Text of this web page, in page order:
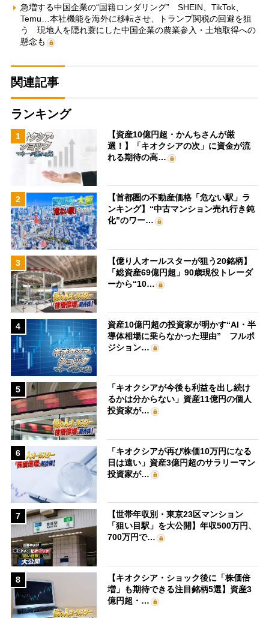
急増する中国企業の“国籍ロンダリング” SHEIN、TikTok、
Temu…本社機能を海外に移転させ、トランプ関税の回避を狙
う 現地人を隠れ蓑にした中国企業の農業参入・土地取得への
懸念も
関連記事
ランキング
1
【資産10億円超・かんちさんが厳
選！】「キオクシアの次」に資金が流
れる期待の高…
2
【首都圏の不動産価格「危ない駅」ラ
ンキング】“中古マンション売れ行き鈍
化”のワー…
3
【億り人オールスターが狙う20銘柄】
「総資産69億円超」90歳現役トレーダ
ーから“10…
4
資産10億円超の投資家が明かす“AI・半
導体相場に乗らなかった理由” フルポ
ジション…
5
「キオクシアが今後も利益を出し続け
るかは分からない」資産11億円の個人
投資家が…
6
「キオクシアが再び株価10万円になる
日は遠い」資産3億円超のサラリーマン
投資家が…
7
【世帯年収別・東京23区マンション
「狙い目駅」を大公開】年収500万円、
700万円で…
8
【キオクシア・ショック後に「株価倍
増」も期待できる注目銘柄5選】資産3
億円超・…